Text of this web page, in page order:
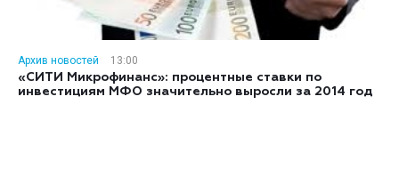
Архив новостей
13:00
«СИТИ Микрофинанс»: процентные ставки по
инвестициям МФО значительно выросли за 2014 год